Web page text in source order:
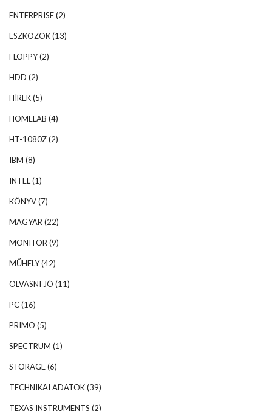
ENTERPRISE(2)
ESZKÖZÖK(13)
FLOPPY(2)
HDD (2)
HÍREK(5)
HOMELAB (4)
HT-1080Z(2)
IBM (8)
INTEL(1)
KÖNYV(7)
MAGYAR (22)
MONITOR (9)
MŰHELY(42)
OLVASNI JÓ (11)
PC(16)
PRIMO (5)
SPECTRUM (1)
STORAGE(6)
TECHNIKAI ADATOK(39)
TEXAS INSTRUMENTS (2)